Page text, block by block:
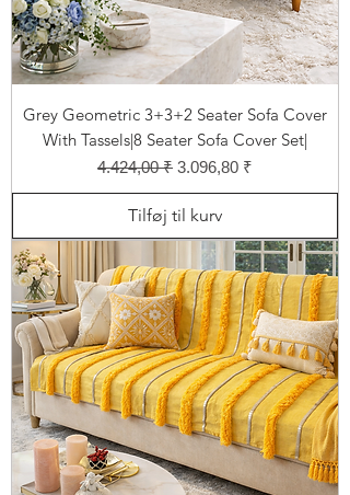
Grey Geometric 3+3+2 Seater Sofa Cover
With Tassels|8 Seater Sofa Cover Set|
Regulær pris
4.424,00 ₹ Salgspris
3.096,80 ₹
Tilføj til kurv